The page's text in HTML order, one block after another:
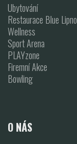
Ubytování
Restaurace Blue Lipno
Wellness
Sport Arena
PLAYzone
Firemní Akce
Bowling
O NÁS